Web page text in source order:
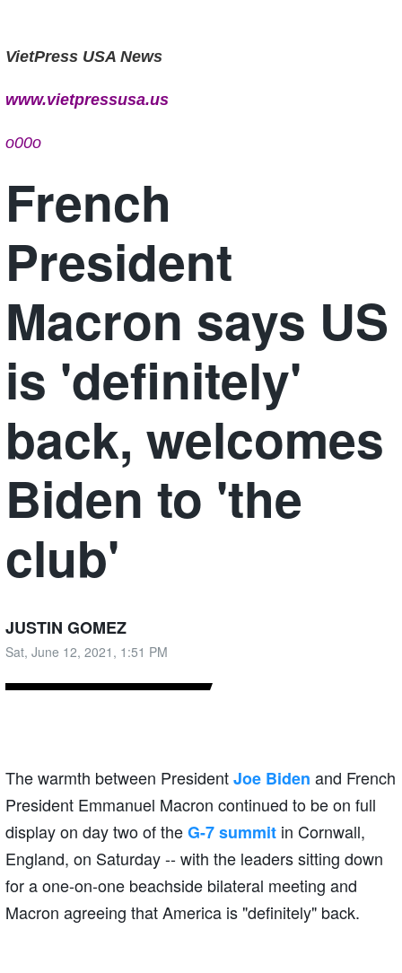
VietPress USA News
www.vietpressusa.us
o00o
French
President
Macron says US
is 'definitely'
back, welcomes
Biden to 'the
club'
JUSTIN GOMEZ
Sat, June 12, 2021, 1:51 PM
The warmth between PresidentJoe Biden and French
President Emmanuel Macron continued to be on full
display on day two of theG-7 summit in Cornwall,
England, on Saturday -- with the leaders sitting down
for a one-on-one beachside bilateral meeting and
Macron agreeing that America is "definitely" back.